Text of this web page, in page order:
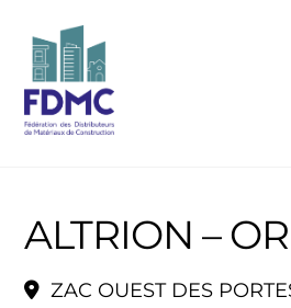
content
ALTRION –
ZAC OUEST DES